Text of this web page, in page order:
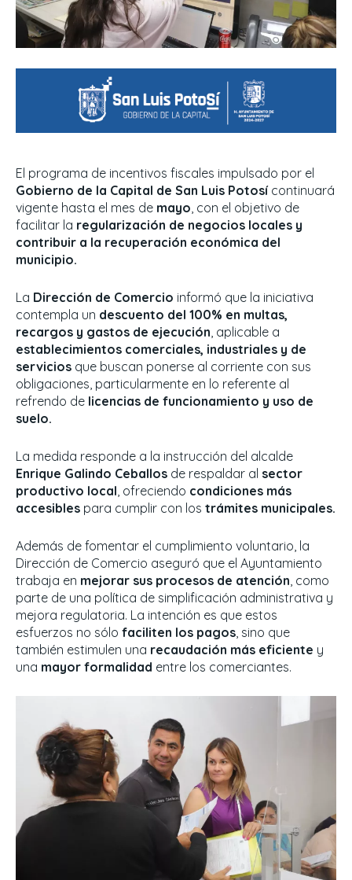
El programa de incentivos fiscales impulsado por el
Gobierno de la Capital de San Luis Potosí continuará
vigente hasta el mes de mayo, con el objetivo de
facilitar la regularización de negocios locales y
contribuir a la recuperación económica del
municipio.
La Dirección de Comercio informó que la iniciativa
contempla un descuento del 100% en multas,
recargos y gastos de ejecución, aplicable a
establecimientos comerciales, industriales y de
servicios que buscan ponerse al corriente con sus
obligaciones, particularmente en lo referente al
refrendo de licencias de funcionamiento y uso de
suelo.
La medida responde a la instrucción del alcalde
Enrique Galindo Ceballos de respaldar al sector
productivo local, ofreciendo condiciones más
accesibles para cumplir con los trámites municipales.
Además de fomentar el cumplimiento voluntario, la
Dirección de Comercio aseguró que el Ayuntamiento
trabaja en mejorar sus procesos de atención, como
parte de una política de simplificación administrativa y
mejora regulatoria. La intención es que estos
esfuerzos no sólo faciliten los pagos, sino que
también estimulen una recaudación más eficiente y
una mayor formalidad entre los comerciantes.